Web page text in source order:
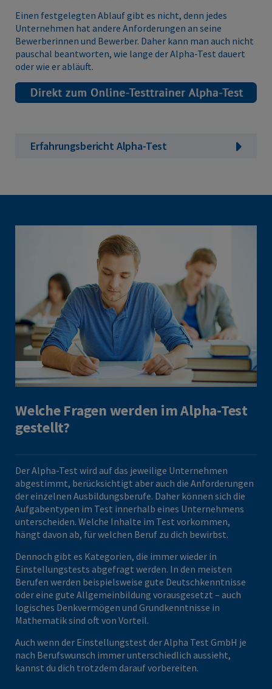
Einen festgelegten Ablauf gibt es nicht, denn jedes
Unternehmen hat andere Anforderungen an seine
Bewerberinnen und Bewerber. Daher kann man auch nicht
pauschal beantworten, wie lange der Alpha-Test dauert
oder wie er abläuft.
Erfahrungsbericht Alpha-Test
Welche Fragen werden im Alpha-Test
gestellt?
Der Alpha-Test wird auf das jeweilige Unternehmen
abgestimmt, berücksichtigt aber auch die Anforderungen
der einzelnen Ausbildungsberufe. Daher können sich die
Aufgabentypen im Test innerhalb eines Unternehmens
unterscheiden. Welche Inhalte im Test vorkommen,
hängt davon ab, für welchen Beruf zu dich bewirbst.
Dennoch gibt es Kategorien, die immer wieder in
Einstellungstests abgefragt werden. In den meisten
Berufen werden beispielsweise gute Deutschkenntnisse
oder eine gute Allgemeinbildung vorausgesetzt – auch
logisches Denkvermögen und Grundkenntnisse in
Mathematik sind oft von Vorteil.
Auch wenn der Einstellungstest der Alpha Test GmbH je
nach Berufswunsch immer unterschiedlich aussieht,
kannst du dich trotzdem darauf vorbereiten.